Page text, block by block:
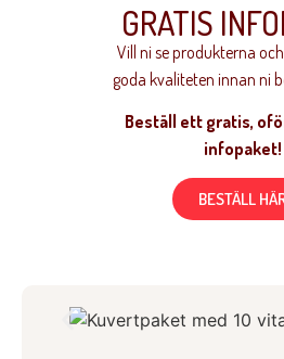
GRATIS
Vill ni se produkterna
goda kvaliteten innan ni
Beställ ett gratis,
infopaket!
BESTÄLL